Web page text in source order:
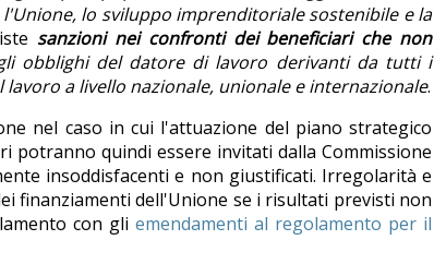
lo sviluppo imprenditoriale sostenibile e la
sanzioni nei confronti dei beneficiari che non
obblighi del datore di lavoro derivanti da tutti i
a livello nazionale, unionale e internazionale.
nel caso in cui l'attuazione del piano strategico
potranno quindi essere invitati dalla Commissione
insoddisfacenti e non giustificati. Irregolarità e
finanziamenti dell'Unione se i risultati previsti non
con gli emendamenti al regolamento per il